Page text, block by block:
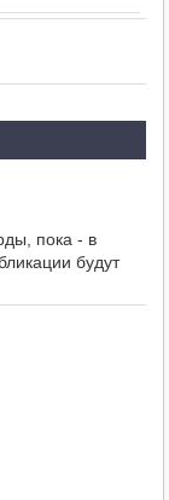
пока - в
будут